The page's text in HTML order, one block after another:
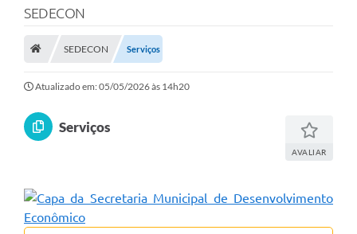
SEDECON
SEDECON Serviços
Atualizado em: 05/05/2026 às 14h20
Serviços
AVALIAR